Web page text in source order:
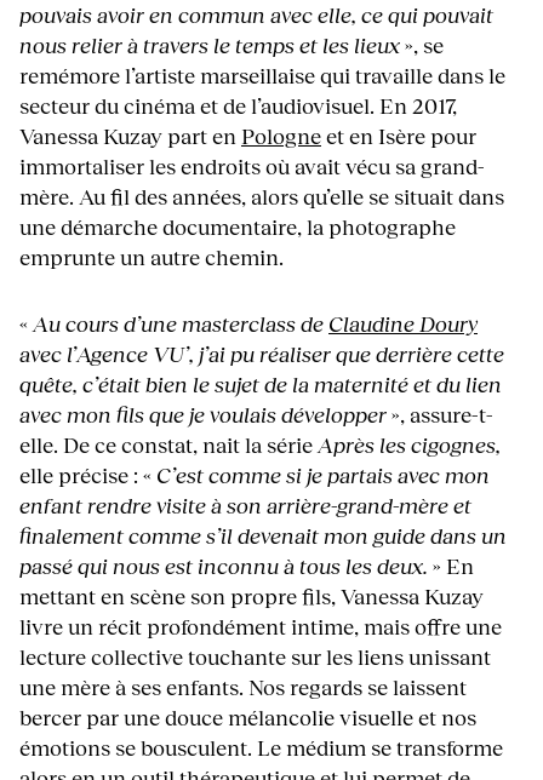
pouvais avoir en commun avec elle, ce qui pouvait
nous relier à travers le temps et les lieux», se
remémore l’artiste marseillaise qui travaille dans le
secteur du cinéma et de l’audiovisuel. En 2017,
Vanessa Kuzay part en Pologneet en Isère pour
immortaliser les endroits où avait vécu sa grand-
mère. Au fil des années, alors qu’elle se situait dans
une démarche documentaire, la photographe
emprunte un autre chemin.
« Au cours d’une masterclass de Claudine Doury
avec l’Agence VU’, j’ai pu réaliser que derrière cette
quête, c’était bien le sujet de la maternité et du lien
avec mon fils que je voulais développer», assure-t-
elle. De ce constat, nait la série Après les cigognes,
elle précise : « C’est comme si je partais avec mon
enfant rendre visite à son arrière-grand-mère et
finalement comme s’il devenait mon guide dans un
passé qui nous est inconnu à tous les deux. » En
mettant en scène son propre fils, Vanessa Kuzay
livre un récit profondément intime, mais offre une
lecture collective touchante sur les liens unissant
une mère à ses enfants. Nos regards se laissent
bercer par une douce mélancolie visuelle et nos
émotions se bousculent. Le médium se transforme